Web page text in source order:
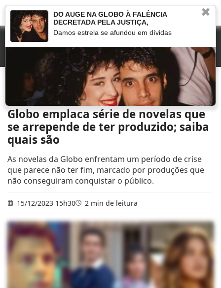
»
Globo emplaca série de novelas que se arrepende de ter
produzido; saiba quais são
Globo emplaca série de novelas que
se arrepende de ter produzido; saiba
quais são
As novelas da Globo enfrentam um período de crise
que parece não ter fim, marcado por produções que
não conseguiram conquistar o público.
15/12/2023 15h30 2 min de leitura
✖
DO AUGE NA GLOBO À FALÊNCIA
DECRETADA PELA JUSTIÇA,
Damos estrela se afundou em dívidas